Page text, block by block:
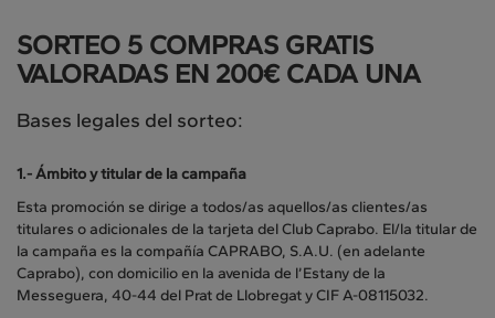
SORTEO 5 COMPRAS GRATIS
VALORADAS EN 200€ CADA UNA
Bases legales del sorteo:
1.-Ámbito y titular de la campaña
Esta promoción se dirige a todos/as aquellos/as clientes/as
titulares o adicionales de la tarjeta del Club Caprabo. El/la titular de
la campaña es la compañía CAPRABO, S.A.U. (en adelante
Caprabo), con domicilio en la avenida de l’Estany de la
Messeguera, 40-44 del Prat de Llobregat y CIF A-08115032.